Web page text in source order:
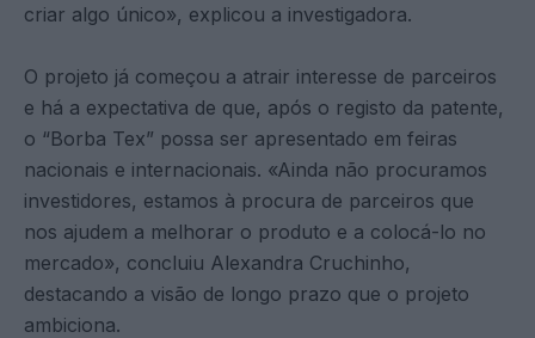
criar algo único», explicou a investigadora​.
O projeto já começou a atrair interesse de parceiros
e há a expectativa de que, após o registo da patente,
o “Borba Tex” possa ser apresentado em feiras
nacionais e internacionais. «Ainda não procuramos
investidores, estamos à procura de parceiros que
nos ajudem a melhorar o produto e a colocá-lo no
mercado», concluiu Alexandra Cruchinho,
destacando a visão de longo prazo que o projeto
ambiciona​.